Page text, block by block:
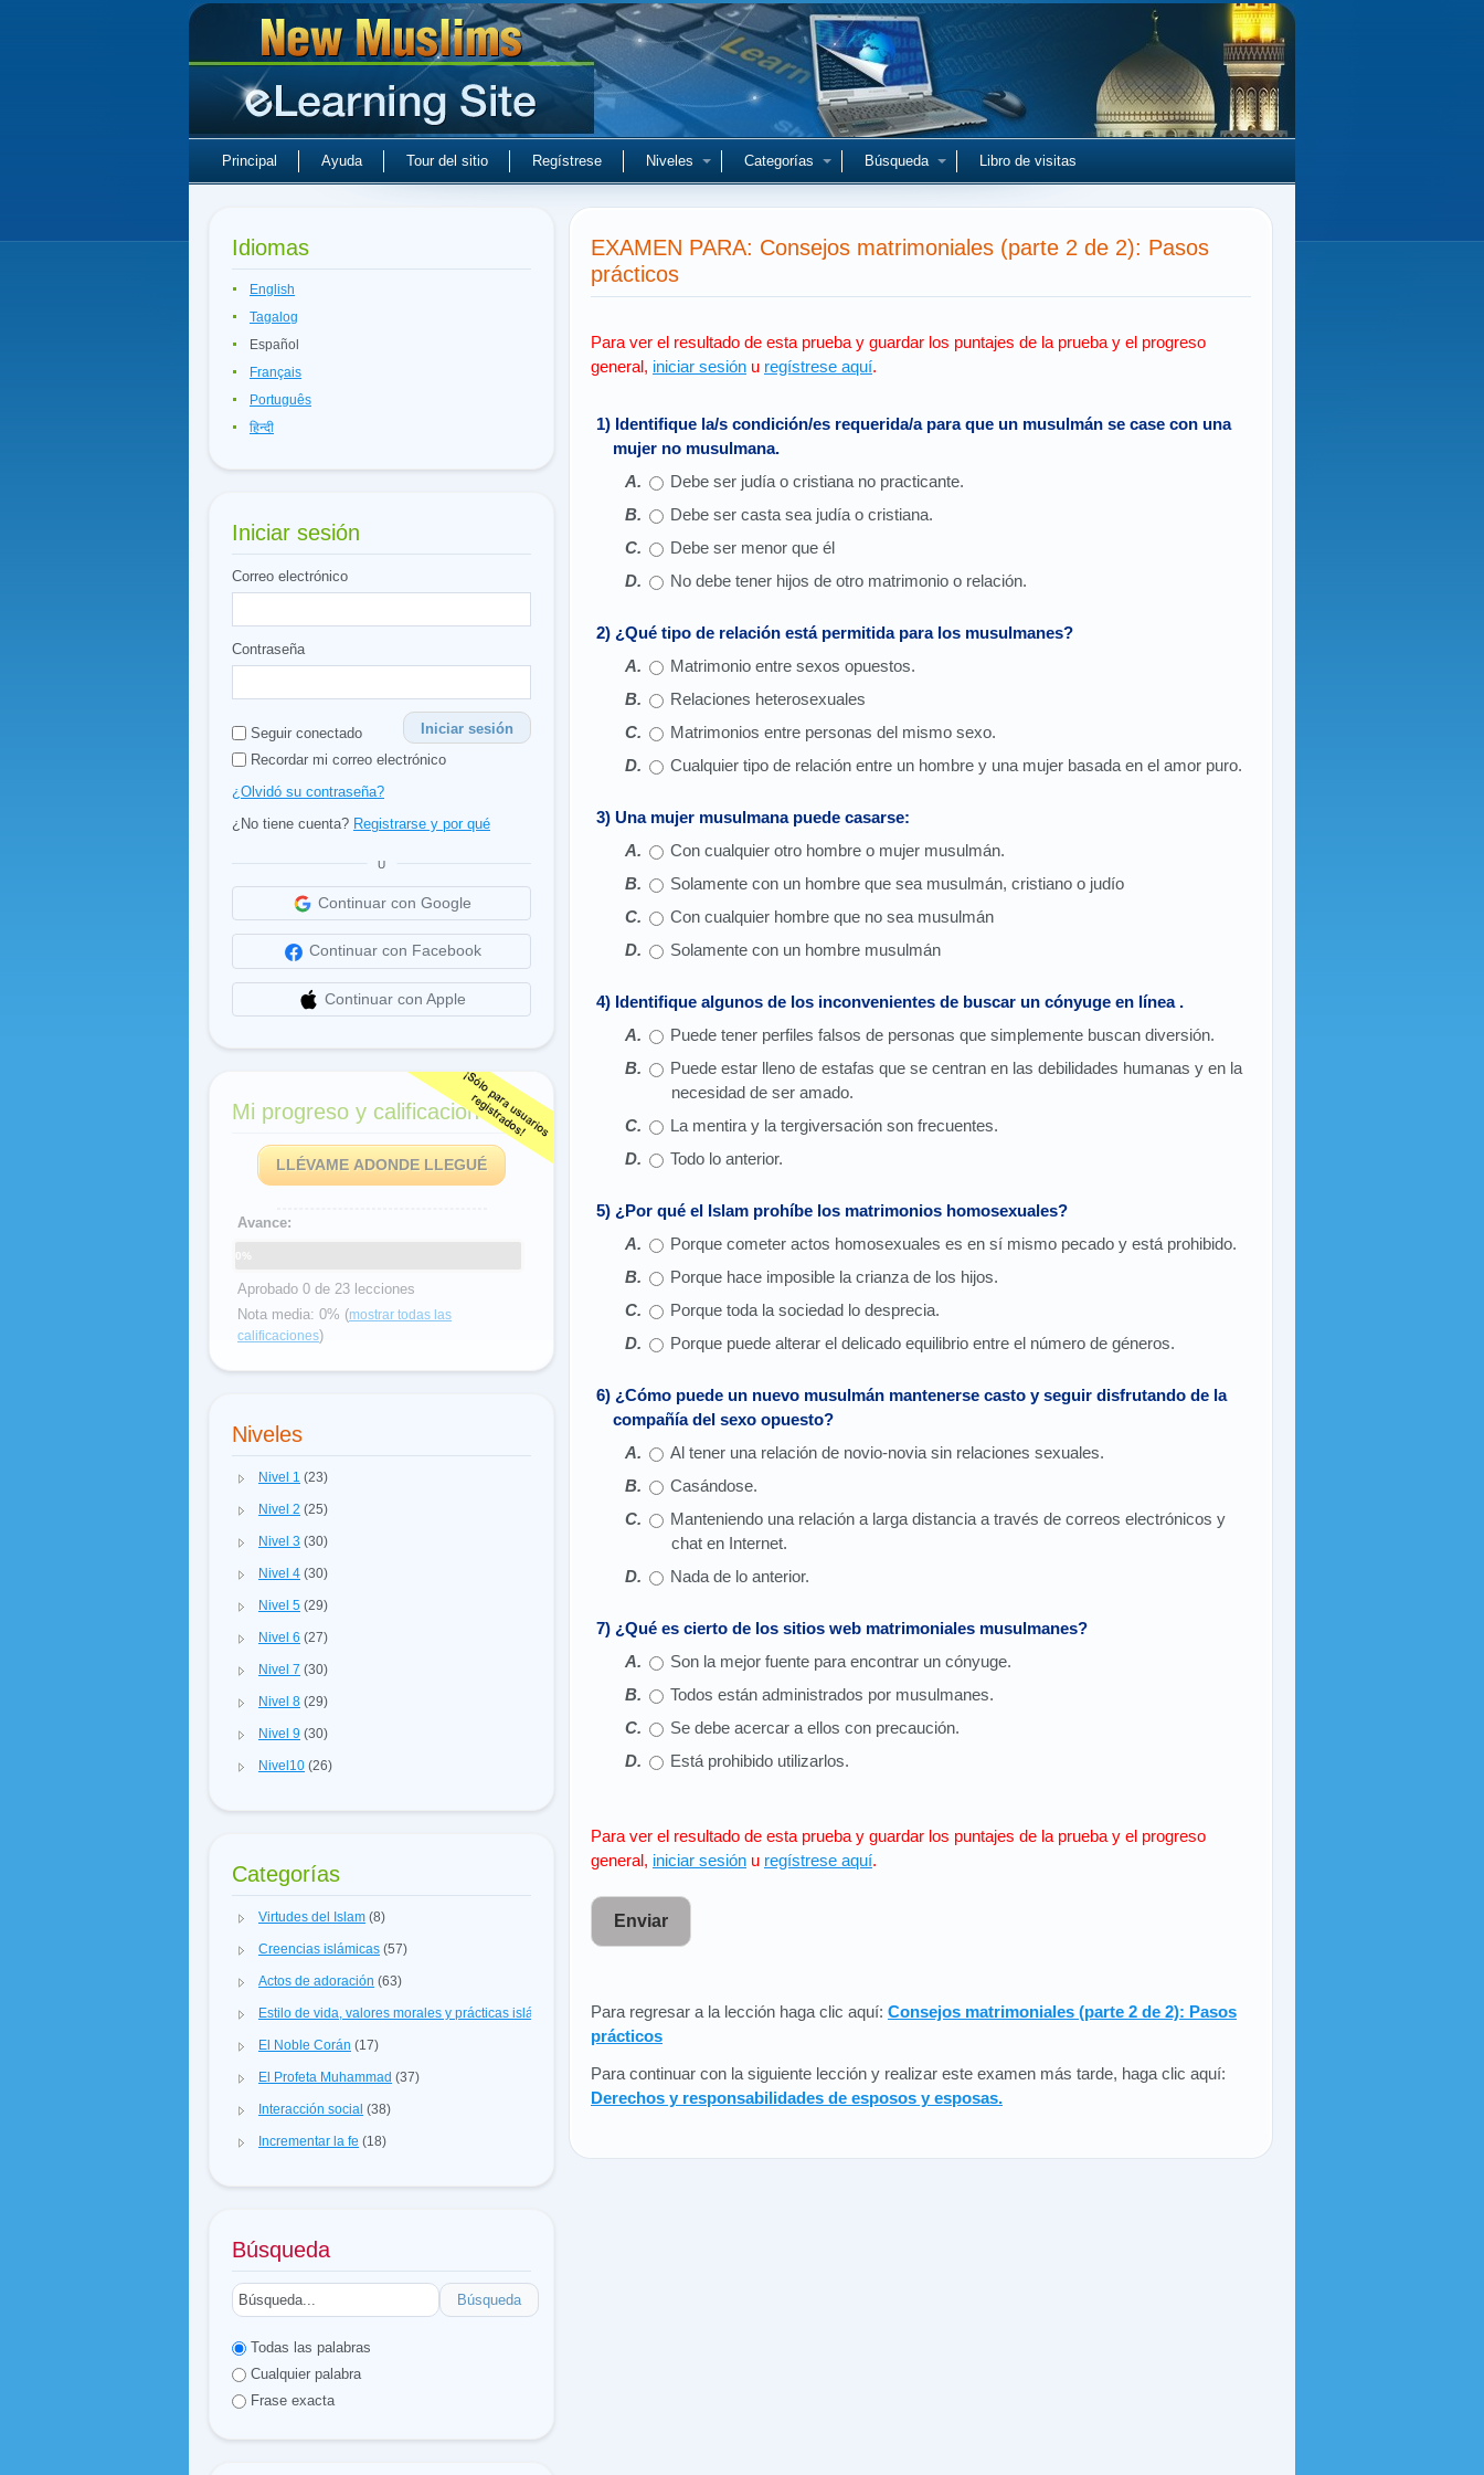
Principal Ayuda Tour del sitio Regístrese Niveles Categorías Búsqueda Libro de visitas
Idiomas
English
Tagalog
Español
Français
Português
हिन्दी
Iniciar sesión
Correo electrónico
Contraseña
Seguir conectado
Iniciar sesión
Recordar mi correo electrónico
¿Olvidó su contraseña?
¿No tiene cuenta? Registrarse y por qué
U
Continuar con Google
Continuar con Facebook
Continuar con Apple
Mi progreso y calificaciones
LLÉVAME ADONDE LLEGUÉ
Avance:
0%
Aprobado 0 de 23 lecciones
Nota media: 0% (mostrar todas las
calificaciones)
Niveles
Nivel 1 (23)
Nivel 2 (25)
Nivel 3 (30)
Nivel 4 (30)
Nivel 5 (29)
Nivel 6 (27)
Nivel 7 (30)
Nivel 8 (29)
Nivel 9 (30)
Nivel10 (26)
Categorías
Virtudes del Islam (8)
Creencias islámicas (57)
Actos de adoración (63)
Estilo de vida, valores morales y prácticas islámicas (48)
El Noble Corán (17)
El Profeta Muhammad (37)
Interacción social (38)
Incrementar la fe (18)
Búsqueda
Búsqueda
Todas las palabras
Cualquier palabra
Frase exacta
EXAMEN PARA: Consejos matrimoniales (parte 2 de 2): Pasos
prácticos
Para ver el resultado de esta prueba y guardar los puntajes de la prueba y el progreso
general, iniciar sesión u regístrese aquí.
1) Identifique la/s condición/es requerida/a para que un musulmán se case con una
mujer no musulmana.
Debe ser judía o cristiana no practicante.
Debe ser casta sea judía o cristiana.
Debe ser menor que él
No debe tener hijos de otro matrimonio o relación.
2) ¿Qué tipo de relación está permitida para los musulmanes?
Matrimonio entre sexos opuestos.
Relaciones heterosexuales
Matrimonios entre personas del mismo sexo.
Cualquier tipo de relación entre un hombre y una mujer basada en el amor puro.
3) Una mujer musulmana puede casarse:
Con cualquier otro hombre o mujer musulmán.
Solamente con un hombre que sea musulmán, cristiano o judío
Con cualquier hombre que no sea musulmán
Solamente con un hombre musulmán
4) Identifique algunos de los inconvenientes de buscar un cónyuge en línea .
Puede tener perfiles falsos de personas que simplemente buscan diversión.
Puede estar lleno de estafas que se centran en las debilidades humanas y en la
necesidad de ser amado.
La mentira y la tergiversación son frecuentes.
Todo lo anterior.
5) ¿Por qué el Islam prohíbe los matrimonios homosexuales?
Porque cometer actos homosexuales es en sí mismo pecado y está prohibido.
Porque hace imposible la crianza de los hijos.
Porque toda la sociedad lo desprecia.
Porque puede alterar el delicado equilibrio entre el número de géneros.
6) ¿Cómo puede un nuevo musulmán mantenerse casto y seguir disfrutando de la
compañía del sexo opuesto?
Al tener una relación de novio-novia sin relaciones sexuales.
Casándose.
Manteniendo una relación a larga distancia a través de correos electrónicos y
chat en Internet.
Nada de lo anterior.
7) ¿Qué es cierto de los sitios web matrimoniales musulmanes?
Son la mejor fuente para encontrar un cónyuge.
Todos están administrados por musulmanes.
Se debe acercar a ellos con precaución.
Está prohibido utilizarlos.
Para ver el resultado de esta prueba y guardar los puntajes de la prueba y el progreso
general, iniciar sesión u regístrese aquí.
Enviar
Para regresar a la lección haga clic aquí: Consejos matrimoniales (parte 2 de 2): Pasos
prácticos
Para continuar con la siguiente lección y realizar este examen más tarde, haga clic aquí:
Derechos y responsabilidades de esposos y esposas.